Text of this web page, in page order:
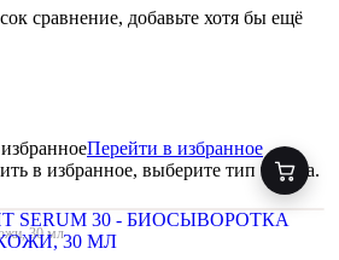
сравнение, добавьте хотя бы ещё
Перейти в избранное
в избранное, выберите тип товара.
30 мл